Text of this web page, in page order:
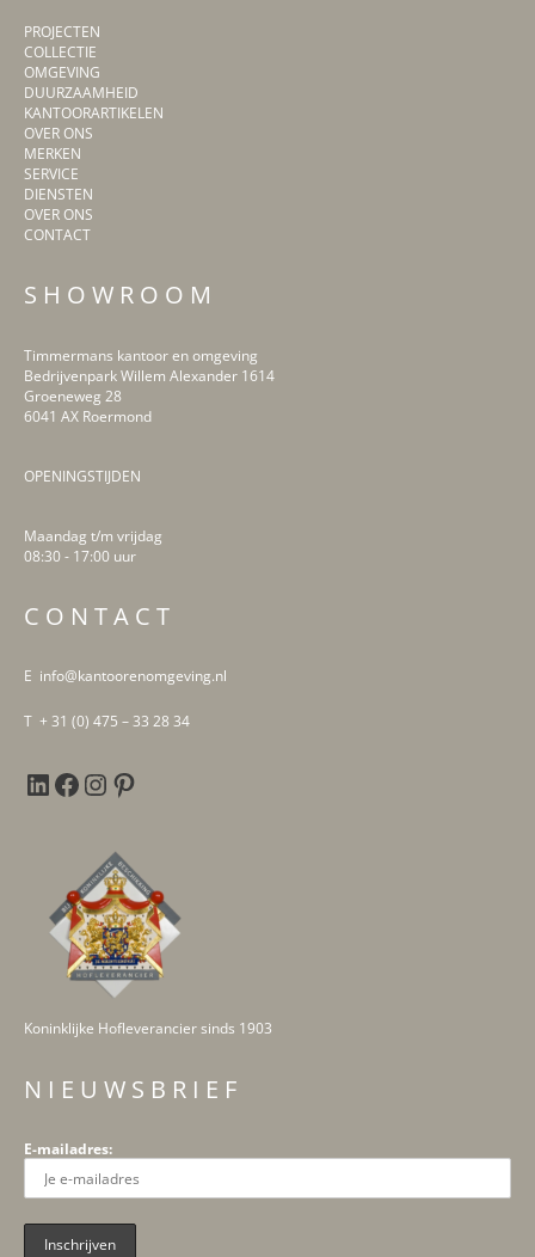
PROJECTEN
COLLECTIE
OMGEVING
DUURZAAMHEID
KANTOORARTIKELEN
OVER ONS
MERKEN
SERVICE
DIENSTEN
OVER ONS
CONTACT
S H O W R O O M
Timmermans kantoor en omgeving
Bedrijvenpark Willem Alexander 1614
Groeneweg 28
6041 AX Roermond
OPENINGSTIJDEN
Maandag t/m vrijdag
08:30 - 17:00 uur
C O N T A C T
E info@kantoorenomgeving.nl
T + 31 (0) 475 – 33 28 34
LinkedIn
Facebook
Instagram
Pinterest
Koninklijke Hofleverancier sinds 1903
N I E U W S B R I E F
E-mailadres: